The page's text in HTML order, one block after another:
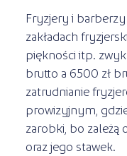
Fryzjery i
zakładach
piękności itp.
brutto a 6500 zł
zatrudnianie
prowizyjnym,
zarobki, bo zależą
oraz jego stawek.